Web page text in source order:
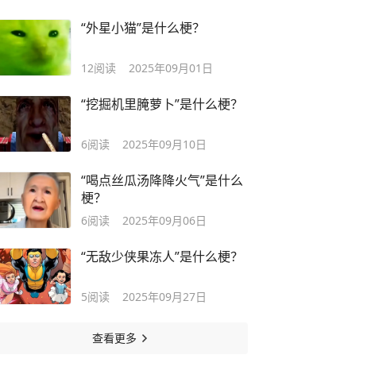
“外星小猫”是什么梗？
12阅读 2025年09月01日
“挖掘机里腌萝卜”是什么梗？
6阅读 2025年09月10日
“喝点丝瓜汤降降火气”是什么
梗？
6阅读 2025年09月06日
“无敌少侠果冻人”是什么梗？
5阅读 2025年09月27日
查看更多